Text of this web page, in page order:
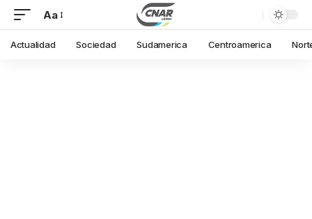
Aa
Actualidad Sociedad Sudamerica Centroamerica